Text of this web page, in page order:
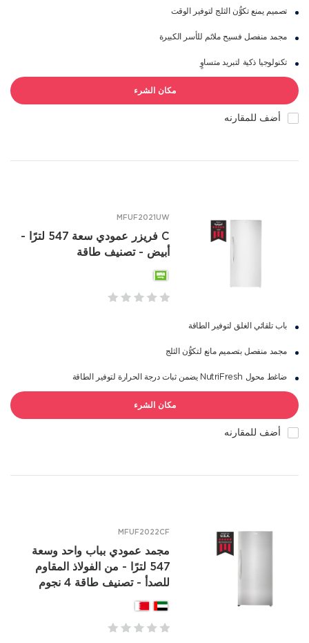
تصميم يمنع تكوُّن الثلج لتوفير الوقت
مجمد منفصل فسيح ملائم للأسر الكبيرة
تكنولوجيا ذكية لتبريد متساوٍ
مكان الشرء
أضف للمقارنه
MFUF2021UW
C فريزر عمودي سعة 547 لترًا -
أبيض - تصنيف طاقة
باب تلقائي الغلق لتوفير الطاقة
مجمد منفصل بتصميم مانع لتكوُّن الثلج
ضاغط محول NutriFresh يضمن ثبات درجة الحرارة لتوفير الطاقة
مكان الشرء
أضف للمقارنه
MFUF2022CF
مجمد عمودي بباب واحد وسعة
547 لترًا - من الفولاذ المقاوم
للصدأ - تصنيف طاقة 4 نجوم